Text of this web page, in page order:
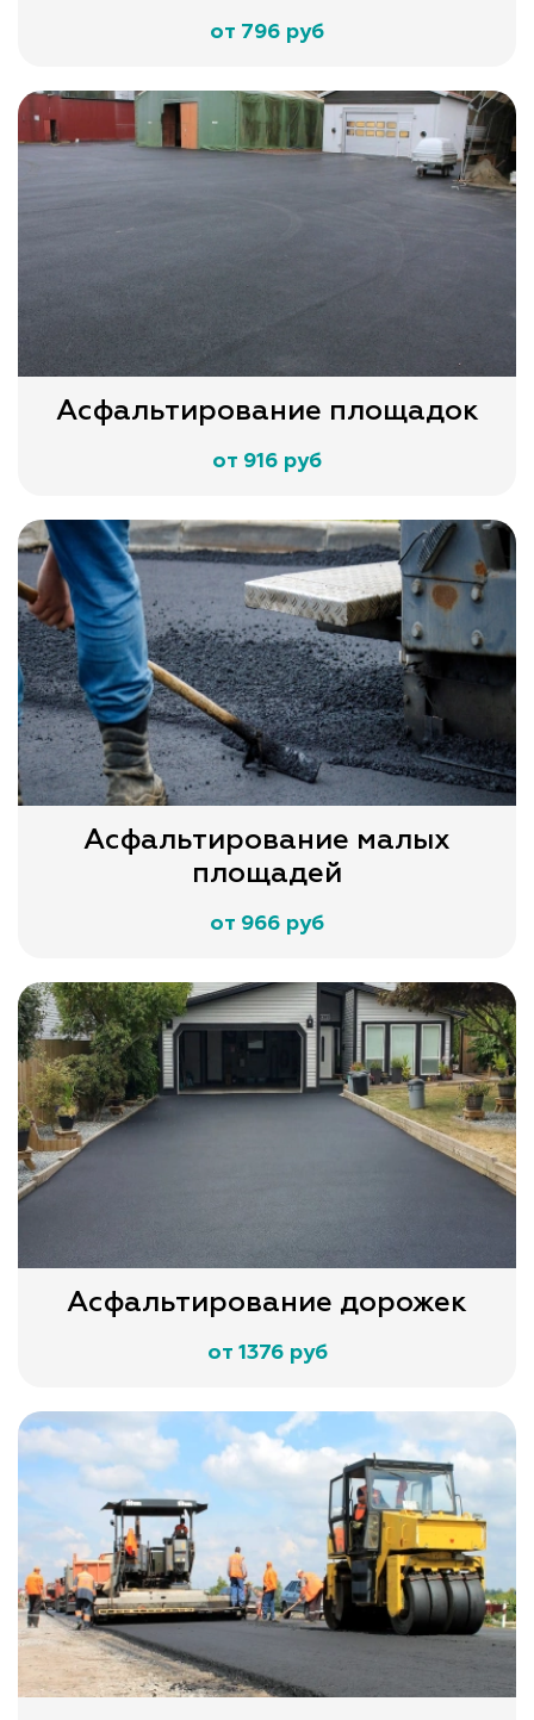
от 796 руб
Асфальтирование площадок
от 916 руб
Асфальтирование малых
площадей
от 966 руб
Асфальтирование дорожек
от 1376 руб